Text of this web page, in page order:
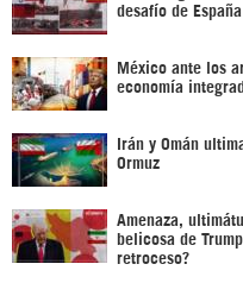
desafío de
México ante los
economía
Irán y Omán
Ormuz
Amenaza,
belicosa de
retroceso?